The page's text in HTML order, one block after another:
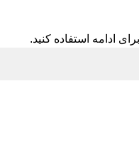
ادامه استفاده کنید.